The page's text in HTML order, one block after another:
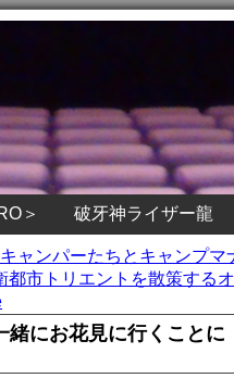
＞ 破牙神ライザー龍
ャンパーたちとキャンプマ
都市トリエントを散策する
緒にお花見に行くことに